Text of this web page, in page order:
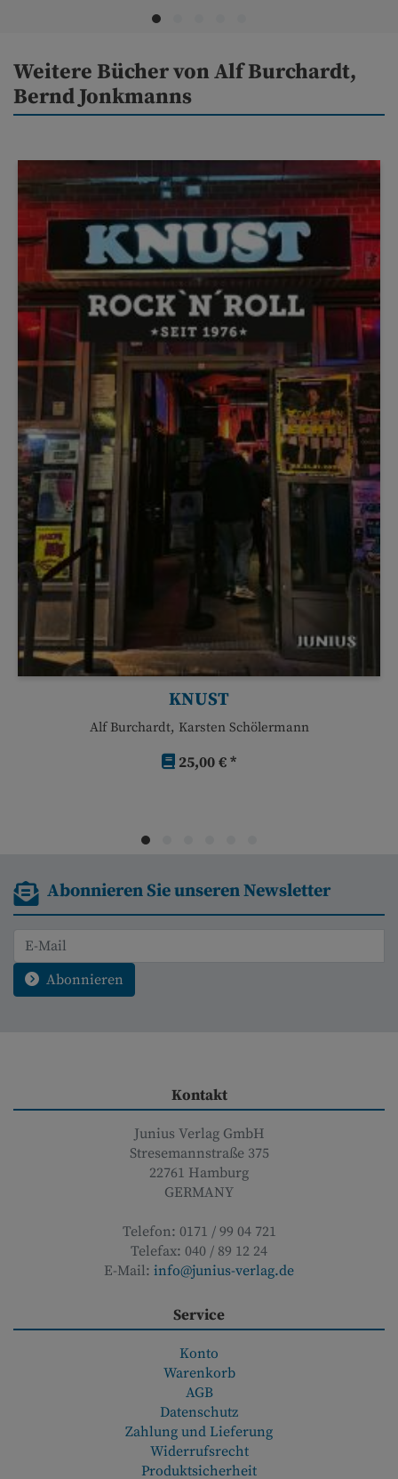
Weitere Bücher von Alf Burchardt,
Bernd Jonkmanns
KNUST
Alf Burchardt, Karsten Schölermann
25,00 € *
Abonnieren Sie unseren Newsletter
Abonnieren
Kontakt
Junius Verlag GmbH
Stresemannstraße 375
22761 Hamburg
GERMANY
Telefon: 0171 / 99 04 721
Telefax: 040 / 89 12 24
E-Mail: info@junius-verlag.de
Service
Konto
Warenkorb
AGB
Datenschutz
Zahlung und Lieferung
Widerrufsrecht
Produktsicherheit